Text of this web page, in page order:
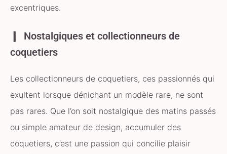
excentriques.
Nostalgiques et collectionneurs de
coquetiers
Les collectionneurs de coquetiers, ces passionnés qui
exultent lorsque dénichant un modèle rare, ne sont
pas rares. Que l’on soit nostalgique des matins passés
ou simple amateur de design, accumuler des
coquetiers, c’est une passion qui concilie plaisir